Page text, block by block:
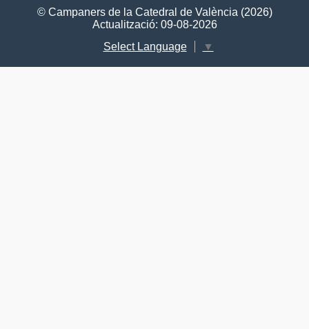
© Campaners de la Catedral de València (2026)
Actualització: 09-08-2026
Select Language
▼